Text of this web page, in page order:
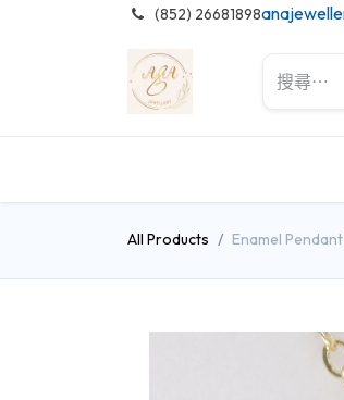
(852) 26681898
All Products Enamel Pendant